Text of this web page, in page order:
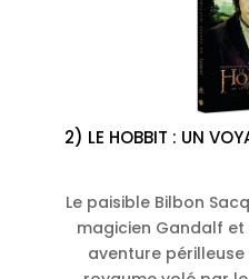
2) LE HOBBIT : UN
Le paisible Bilbon
magicien Gandalf et
aventure